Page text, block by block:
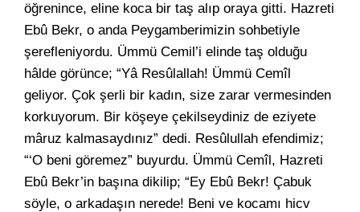
öğrenince, eline koca bir taş alıp oraya gitti. Hazreti
Ebû Bekr, o anda Peygamberimizin sohbetiyle
şerefleniyordu. Ümmü Cemil’i elinde taş olduğu
hâlde görünce; “Yâ Resûlallah! Ümmü Cemîl
geliyor. Çok şerli bir kadın, size zarar vermesinden
korkuyorum. Bir köşeye çekilseydiniz de eziyete
mâruz kalmasaydınız” dedi. Resûlullah efendimiz;
“‘O beni göremez” buyurdu. Ümmü Cemîl, Hazreti
Ebû Bekr’in başına dikilip; “Ey Ebû Bekr! Çabuk
söyle, o arkadaşın nerede! Beni ve kocamı hicv